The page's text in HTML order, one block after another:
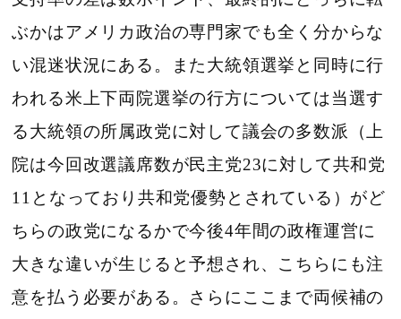
ぶかはアメリカ政治の専門家でも全く分からな
い混迷状況にある。また大統領選挙と同時に行
われる米上下両院選挙の行方については当選す
る大統領の所属政党に対して議会の多数派（上
院は今回改選議席数が民主党23に対して共和党
11となっており共和党優勢とされている）がど
ちらの政党になるかで今後4年間の政権運営に
大きな違いが生じると予想され、こちらにも注
意を払う必要がある。さらにここまで両候補の